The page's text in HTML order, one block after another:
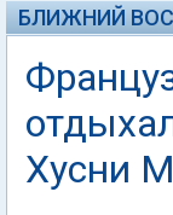
БЛИЖНИЙ
Хусни